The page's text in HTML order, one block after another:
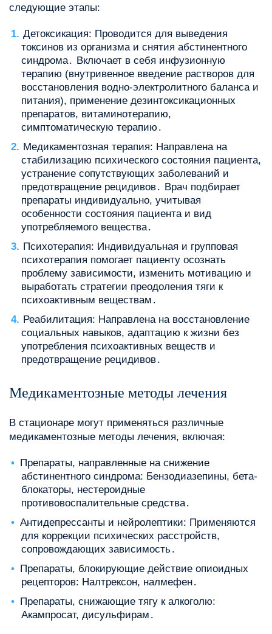
следующие этапы:
Детоксикация: Проводится для выведения
токсинов из организма и снятия абстинентного
синдрома․ Включает в себя инфузионную
терапию (внутривенное введение растворов для
восстановления водно-электролитного баланса и
питания), применение дезинтоксикационных
препаратов, витаминотерапию,
симптоматическую терапию․
Медикаментозная терапия: Направлена на
стабилизацию психического состояния пациента,
устранение сопутствующих заболеваний и
предотвращение рецидивов․ Врач подбирает
препараты индивидуально, учитывая
особенности состояния пациента и вид
употребляемого вещества․
Психотерапия: Индивидуальная и групповая
психотерапия помогает пациенту осознать
проблему зависимости, изменить мотивацию и
выработать стратегии преодоления тяги к
психоактивным веществам․
Реабилитация: Направлена на восстановление
социальных навыков, адаптацию к жизни без
употребления психоактивных веществ и
предотвращение рецидивов․
Медикаментозные методы лечения
В стационаре могут применяться различные
медикаментозные методы лечения, включая:
Препараты, направленные на снижение
абстинентного синдрома: Бензодиазепины, бета-
блокаторы, нестероидные
противовоспалительные средства․
Антидепрессанты и нейролептики: Применяются
для коррекции психических расстройств,
сопровождающих зависимость․
Препараты, блокирующие действие опиоидных
рецепторов: Налтрексон, налмефен․
Препараты, снижающие тягу к алкоголю:
Акампросат, дисульфирам․